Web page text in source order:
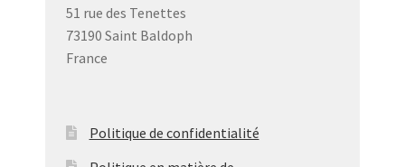
51 rue des Tenettes
73190 Saint Baldoph
France
Politique de confidentialité